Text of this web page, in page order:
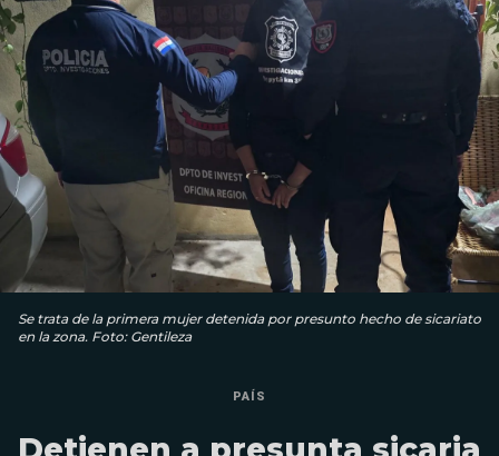
Se trata de la primera mujer detenida por presunto hecho de sicariato
en la zona. Foto: Gentileza
PAÍS